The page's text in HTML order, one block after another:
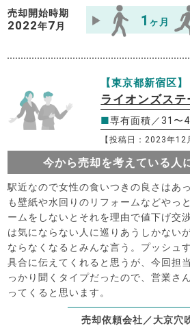
売却開始時期
2022年7 月 1 ヶ月
【東京都新宿区】
ライオンズス
■専有面積／31〜
【投稿日：2023年12
今から売却を考えている人
駅近なので女性の食いつきの良さはあ
も壁紙や水回りのリフォームなどやっ
ームをしないとそれを理由で値下げ交
は気にならない人に巡りあうしかない
ならなくなるとみんな言う。プッシュ
具合に伝えてくれると思うが、今回担
っかり聞くタイプだったので、営業さ
ってくると思います。
売却依頼会社／大京穴